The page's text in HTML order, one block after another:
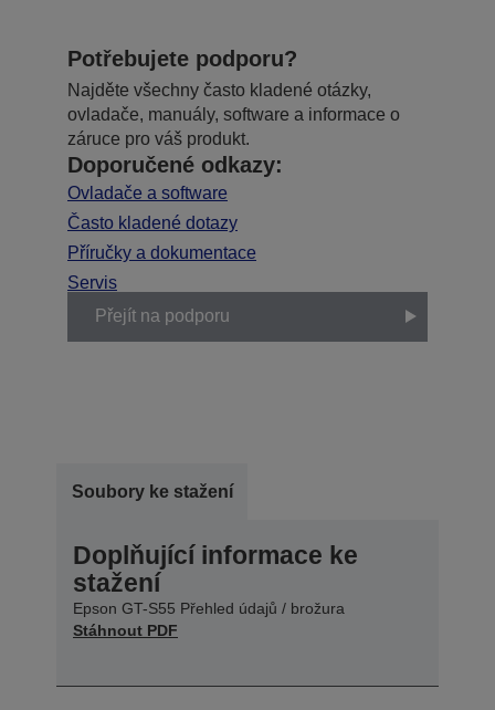
Potřebujete podporu?
Najděte všechny často kladené otázky,
ovladače, manuály, software a informace o
záruce pro váš produkt.
Doporučené odkazy:
Ovladače a software
Často kladené dotazy
Příručky a dokumentace
Servis
Přejít na podporu
Soubory ke stažení
Doplňující informace ke
stažení
Epson GT-S55 Přehled údajů / brožura
Stáhnout PDF